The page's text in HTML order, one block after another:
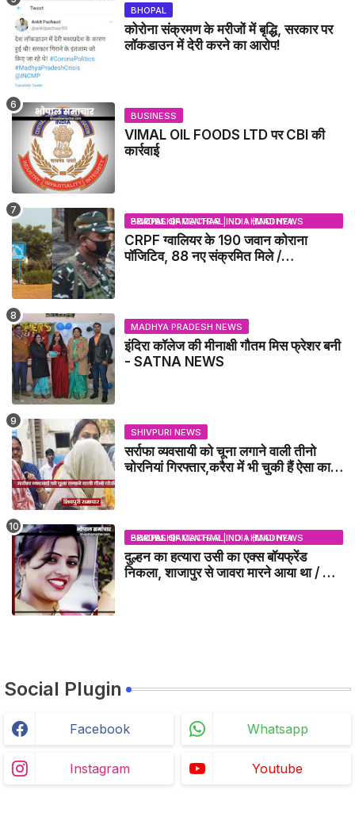
BHOPAL
कोरोना संक्रमण के मरीजों में बृद्धि, सरकार पर
लॉकडाउन में देरी करने का आरोप!
BUSINESS
VIMAL OIL FOODS LTD पर CBI की
कार्रवाई
BHOPAL SAMACHAR | NO 1 HINDI NEWS PORTAL OF CENTRAL INDIA (MADHYA PRADESH)
CRPF ग्वालियर के 190 जवान कोराना
पॉजिटिव, 88 नए संक्रमित मिले /
MADHYA PRADESH NEWS
इंदिरा कॉलेज की मीनाक्षी गौतम मिस फ्रेशर बनी
- SATNA NEWS
SHIVPURI NEWS
सर्राफा व्यवसायी को चूना लगाने वाली तीनो
चोरनियां गिरफ्तार,करैरा में भी चुकी हैं ऐसा काण्ड
BHOPAL SAMACHAR | NO 1 HINDI NEWS PORTAL OF CENTRAL INDIA (MADHYA PRADESH)
दुल्हन का हत्यारा उसी का एक्स बॉयफ्रेंड
निकला, शाजापुर से जावरा मारने आया था / MP
Social Plugin
Facebook Whatsapp
Instagram Youtube